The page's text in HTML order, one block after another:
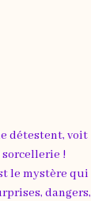
détestent, voit
sorcellerie !
le mystère qui
dangers,